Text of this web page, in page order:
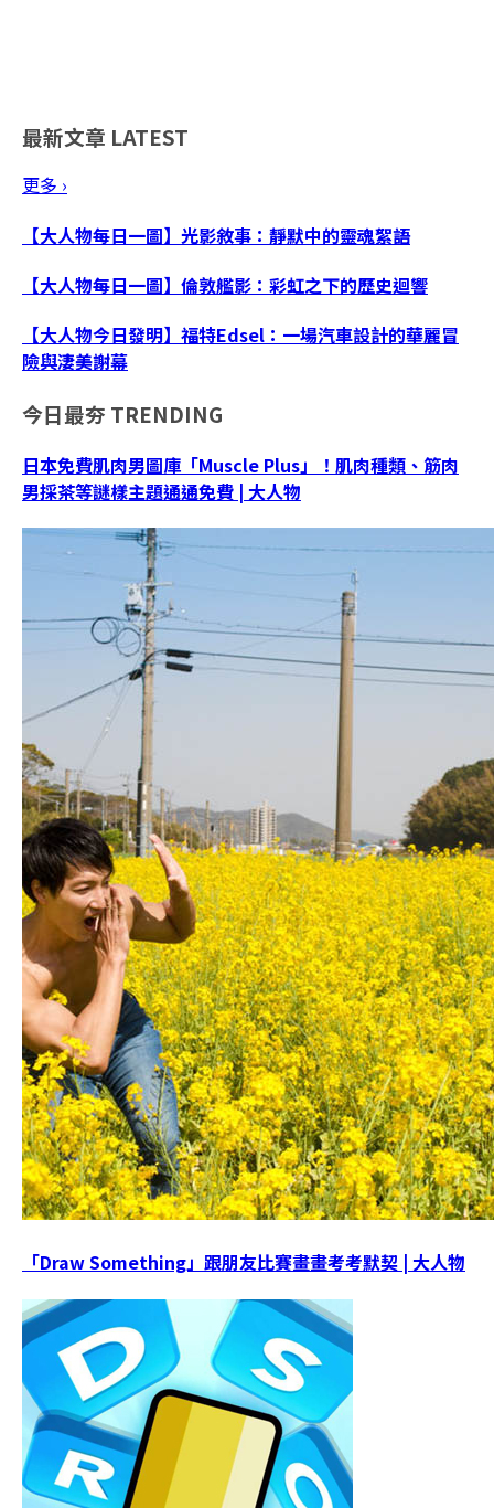
最新文章 LATEST
更多 ›
【大人物每日一圖】光影敘事：靜默中的靈魂絮語
【大人物每日一圖】倫敦艦影：彩虹之下的歷史迴響
【大人物今日發明】福特Edsel：一場汽車設計的華麗冒
險與淒美謝幕
今日最夯 TRENDING
日本免費肌肉男圖庫「Muscle Plus」！肌肉種類、筋肉
男採茶等謎樣主題通通免費 | 大人物
「Draw Something」跟朋友比賽畫畫考考默契 | 大人物